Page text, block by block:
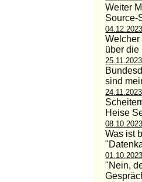
Weiter
Source-
04.12.2023
Welcher
über die
25.11.2023
sind
24.11.2023
Heise
08.10.2023
Was ist
01.10.2023
"Nein,